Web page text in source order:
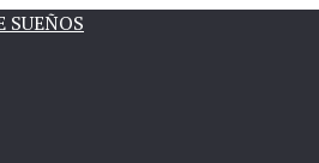
SUEÑOS